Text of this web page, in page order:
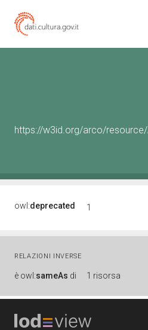
https://w3id.org/arco/
owl:deprecated 1
RELAZIONI INVERSE
è owl:sameAs di 1 risorsa